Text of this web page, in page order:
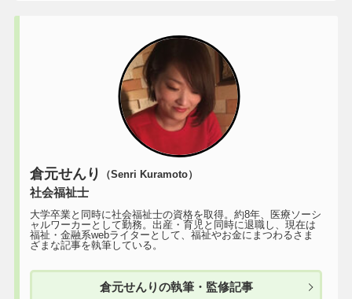
倉元せんり （Senri Kuramoto）
社会福祉士
大学卒業と同時に社会福祉士の資格を取得。約8年、医療ソーシ
ャルワーカーとして勤務。出産・育児と同時に退職し、現在は
福祉・金融系webライターとして、福祉やお金にまつわるさま
ざまな記事を執筆している。
倉元せんりの執筆・監修記事